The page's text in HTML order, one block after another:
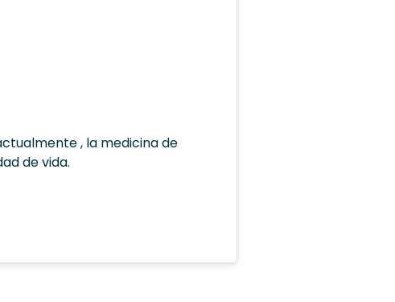
, la medicina de
de vida.